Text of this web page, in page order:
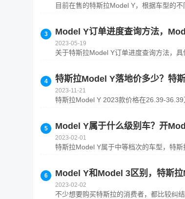
目前在售的特斯拉Model Y，根据车型的
Model Y订单进度查询方法，
2023-05-19
关于特斯拉Model Y订单进度查询方法，
特斯拉Model Y落地价多少？特
2023-11-21
特斯拉Model Y 2023款价格在26.39-
Model Y属于什么级别车？开
2023-02-01
特斯拉Model Y属于中等档次的车型，特
Model Y和Model 3区别，特斯
2023-02-02
不少想要购买特斯拉的消费者，都比较纠